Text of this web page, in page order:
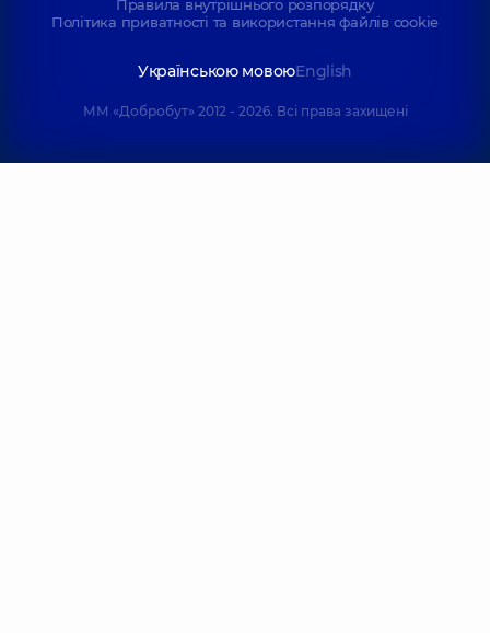
Правила внутрішнього розпорядку
Політика приватності та використання файлів cookie
Українською мовоюEnglish
ММ «Добробут» 2012 - 2026. Всі права захищені